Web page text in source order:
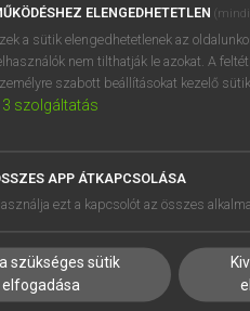
SÚGÓ
RÓLUNK
ELÉRHETŐSÉG
ELENGEDHETETLEN
a sütik elengedhetetlenek az
nem tilthatják le azokat. A
szabott beállításokat kezelő
3 szolgáltatás
APP ÁTKAPCSOLÁSA
ezt a kapcsolót az összes
szükséges sütik
elfogadása